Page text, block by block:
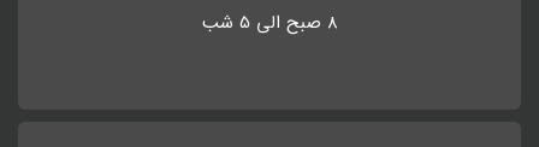
8 صبح الی 5 شب